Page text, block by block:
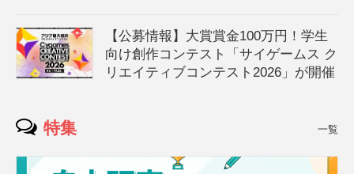
【公募情報】大賞賞金100万円！学生
向け創作コンテスト「サイゲームス ク
リエイティブコンテスト2026」が開催
特集 一覧